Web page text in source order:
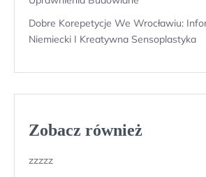
Dobre Korepetycje We Wrocławiu:
Niemiecki I Kreatywna Sensoplastyka
Zobacz również
zzzzz